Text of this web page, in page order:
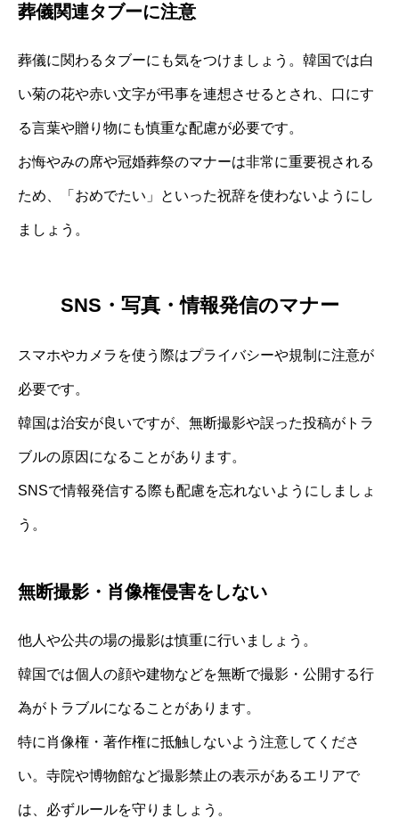
葬儀関連タブーに注意
葬儀に関わるタブーにも気をつけましょう。韓国では白
い菊の花や赤い文字が弔事を連想させるとされ、口にす
る言葉や贈り物にも慎重な配慮が必要です。
お悔やみの席や冠婚葬祭のマナーは非常に重要視される
ため、「おめでたい」といった祝辞を使わないようにし
ましょう。
SNS・写真・情報発信のマナー
スマホやカメラを使う際はプライバシーや規制に注意が
必要です。
韓国は治安が良いですが、無断撮影や誤った投稿がトラ
ブルの原因になることがあります。
SNSで情報発信する際も配慮を忘れないようにしましょ
う。
無断撮影・肖像権侵害をしない
他人や公共の場の撮影は慎重に行いましょう。
韓国では個人の顔や建物などを無断で撮影・公開する行
為がトラブルになることがあります。
特に肖像権・著作権に抵触しないよう注意してくださ
い。寺院や博物館など撮影禁止の表示があるエリアで
は、必ずルールを守りましょう。